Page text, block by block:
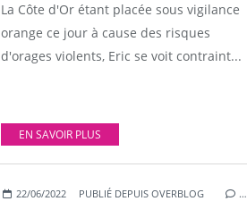
La Côte d'Or étant placée sous vigilance
orange ce jour à cause des risques
d'orages violents, Eric se voit contraint...
EN SAVOIR PLUS
22/06/2022 PUBLIÉ DEPUIS OVERBLOG …